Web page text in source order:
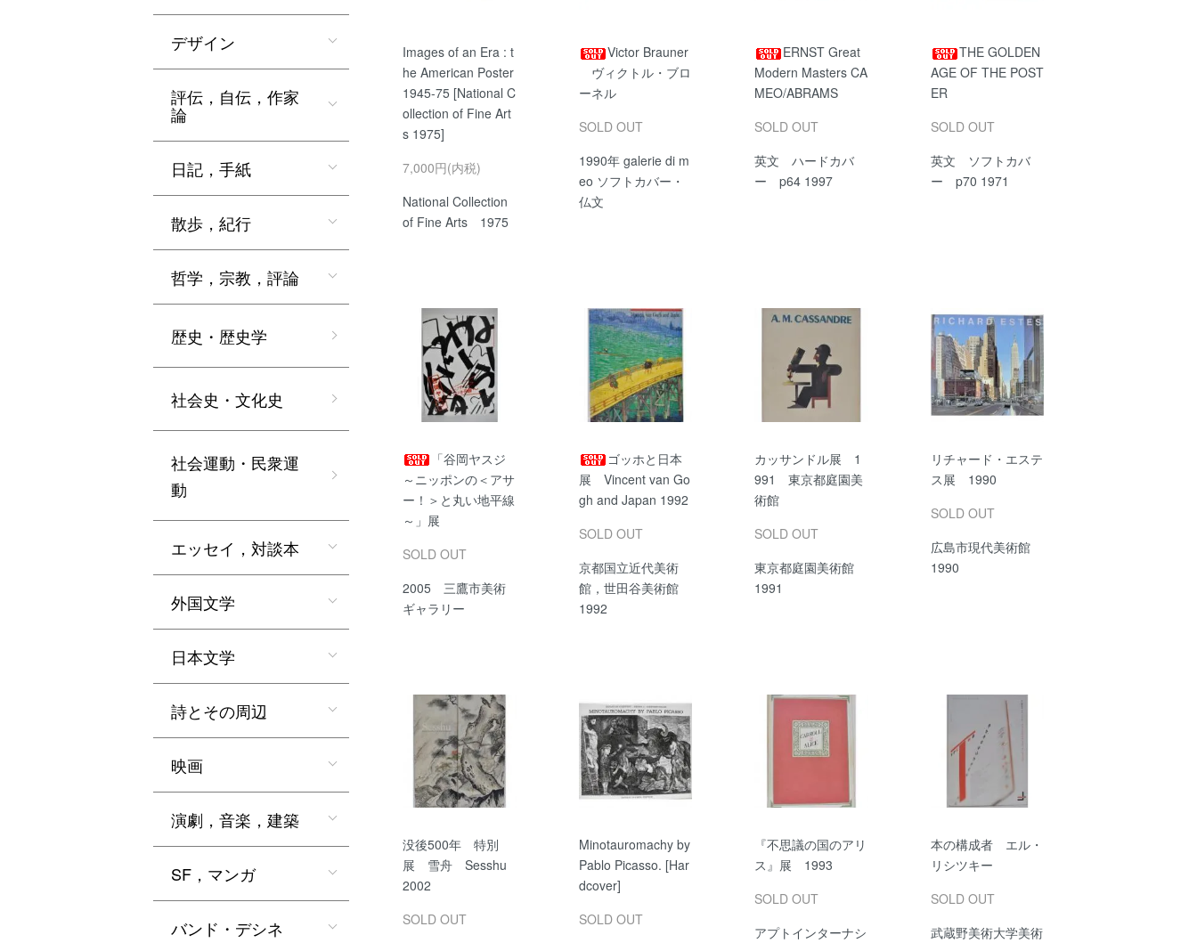
Images of an Era : t
he American Poster
1945-75 [National C
ollection of Fine Art
s 1975]
7,000円(内税)
National Collection
of Fine Arts 1975
Victor Brauner
ヴィクトル・ブロ
ーネル
SOLD OUT
1990年 galerie di m
eo ソフトカバー・
仏文
ERNST Great
Modern Masters CA
MEO/ABRAMS
SOLD OUT
英文 ハードカバ
ー p64 1997
THE GOLDEN
AGE OF THE POST
ER
SOLD OUT
英文 ソフトカバ
ー p70 1971
「谷岡ヤスジ
～ニッポンの＜アサ
ー！＞と丸い地平線
～」展
SOLD OUT
2005 三鷹市美術
ギャラリー
ゴッホと日本
展 Vincent van Go
gh and Japan 1992
SOLD OUT
京都国立近代美術
館，世田谷美術館
1992
カッサンドル展 1
991 東京都庭園美
術館
SOLD OUT
東京都庭園美術館
1991
リチャード・エステ
ス展 1990
SOLD OUT
広島市現代美術館
1990
没後500年 特別
展 雪舟 Sesshu
2002
SOLD OUT
Minotauromachy by
Pablo Picasso. [Har
dcover]
SOLD OUT
『不思議の国のアリ
ス』展 1993
SOLD OUT
アプトインターナシ
本の構成者 エル・
リシツキー
SOLD OUT
武蔵野美術大学美術
デザイン
評伝，自伝，作家
論
日記，手紙
散歩，紀行
哲学，宗教，評論
歴史・歴史学
社会史・文化史
社会運動・民衆運
動
エッセイ，対談本
外国文学
日本文学
詩とその周辺
映画
演劇，音楽，建築
SF，マンガ
バンド・デシネ